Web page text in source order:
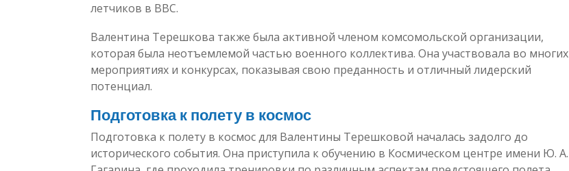
летчиков в ВВС.
Валентина Терешкова также была активной членом комсомольской организации,
которая была неотъемлемой частью военного коллектива. Она участвовала во многих
мероприятиях и конкурсах, показывая свою преданность и отличный лидерский
потенциал.
Подготовка к полету в космос
Подготовка к полету в космос для Валентины Терешковой началась задолго до
исторического события. Она приступила к обучению в Космическом центре имени Ю. А.